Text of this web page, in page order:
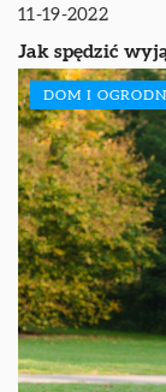
11-19-2022
Jak spędzić
DOM I